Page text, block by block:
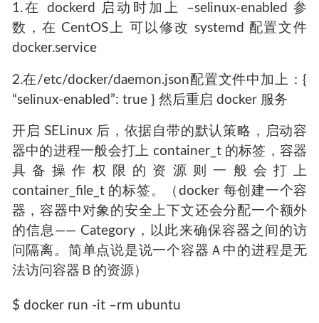
1.在 dockerd 启动时加上 –selinux-enabled 参
数，在 CentOS上 可以修改 systemd 配置文件
docker.service
2.在/etc/docker/daemon.json配置文件中加上：{
“selinux-enabled”: true } 然后重启 docker 服务
开启 SELinux 后，依据自带的默认策略，启动容
器中的进程一般会打上 container_t 的标签，容器
具备操作权限的资源则一般会打上
container_file_t 的标签。（docker 每创建一个容
器，容器中对象的安全上下文还会分配一个额外
的信息—— Category，以此来确保容器之间的访
问隔离。简单点说是说一个容器Ａ中的进程是无
法访问容器Ｂ的资源）
$ docker run -it –rm ubuntu